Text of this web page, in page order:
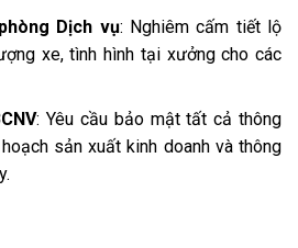
Dịch vụ: Nghiêm cấm tiết lộ
xe, tình hình tại xưởng cho các
: Yêu cầu bảo mật tất cả thông
sản xuất kinh doanh và thông